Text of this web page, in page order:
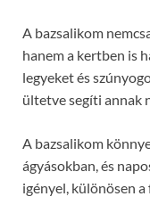
A bazsalikom
hanem a kertben is
legyeket és
ültetve segíti annak
A bazsalikom
ágyásokban, és
igényel, különösen